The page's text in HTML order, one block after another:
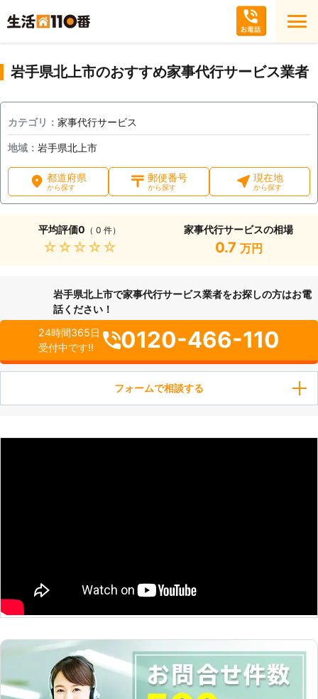
岩手県北上市のおすすめ家事代行サービス業者
カテゴリ： 家事代行サービス
地域： 岩手県北上市
都道府県
から探す
郵便番号
から探す
現在地
から探す
平均評価0 （ 0 件）
★★★★★
家事代行サービスの相場
0.7 万円
岩手県北上市で家事代行サービス業者をお探しの方はお電
話ください！
24時間365日
受付中です!!
0120-466-110
フォームで相談する